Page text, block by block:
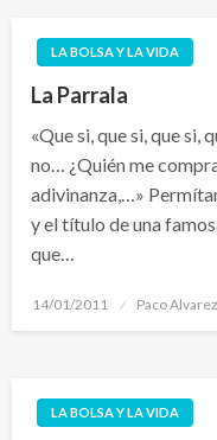
LA BOLSA Y LA VIDA
La Parrala
«Que si, que si, que si,
no… ¿Quién me
adivinanza,…»
y el título de una
que…
Publicado
14/01/2011 Paco Alvarez
LA BOLSA Y LA VIDA